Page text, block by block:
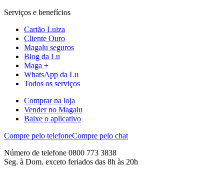
Serviços e benefícios
Cartão Luiza
Cliente Ouro
Magalu seguros
Blog da Lu
Maga +
WhatsApp da Lu
Todos os serviços
Comprar na loja
Vender no Magalu
Baixe o aplicativo
Compre pelo telefoneCompre pelo chat
Número de telefone 0800 773 3838
Seg. à Dom. exceto feriados das 8h às 20h